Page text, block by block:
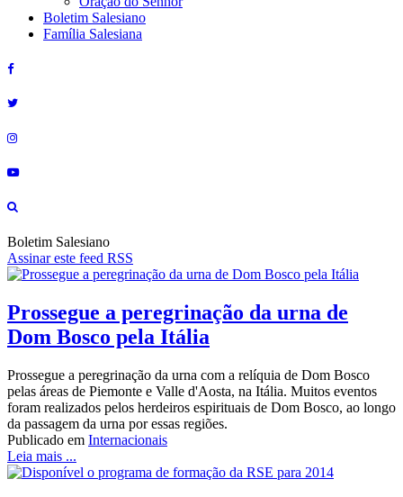
Boletim Salesiano
Família Salesiana
Boletim Salesiano
Assinar este feed RSS
Prossegue a peregrinação da urna de
Dom Bosco pela Itália
Prossegue a peregrinação da urna com a relíquia de Dom Bosco
pelas áreas de Piemonte e Valle d'Aosta, na Itália. Muitos eventos
foram realizados pelos herdeiros espirituais de Dom Bosco, ao longo
da passagem da urna por essas regiões.
Publicado em Internacionais
Leia mais ...